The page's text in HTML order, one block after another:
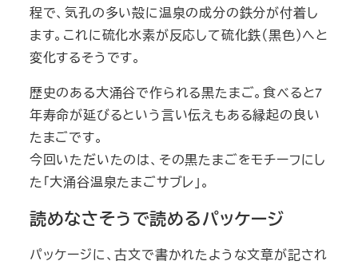
程で、気孔の多い殻に温泉の成分の鉄分が付着し
ます。これに硫化水素が反応して硫化鉄（黒色）へと
変化するそうです。
歴史のある大涌谷で作られる黒たまご。食べると7
年寿命が延びるという言い伝えもある縁起の良い
たまごです。
今回いただいたのは、その黒たまごをモチーフにし
た「大涌谷温泉たまごサブレ」。
読めなさそうで読めるパッケージ
パッケージに、古文で書かれたような文章が記され